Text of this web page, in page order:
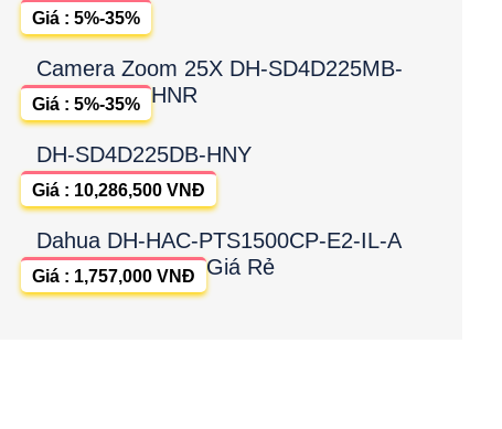
Giá : 5%-35%
Camera Zoom 25X DH-SD4D225MB-
HNR
Giá : 5%-35%
DH-SD4D225DB-HNY
Giá : 10,286,500 VNĐ
Dahua DH-HAC-PTS1500CP-E2-IL-A
Giá Rẻ
Giá : 1,757,000 VNĐ